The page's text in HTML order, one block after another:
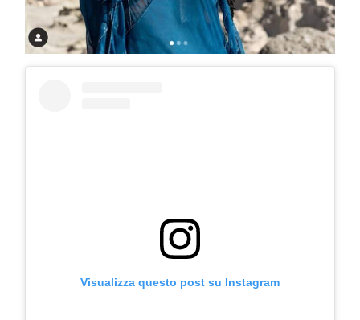
Visualizza questo post su Instagram
Cosmprof Worldwide Bologna